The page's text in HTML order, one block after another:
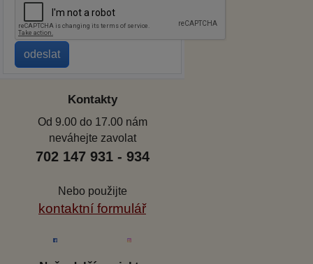
Kontakty
Od 9.00 do 17.00 nám
neváhejte zavolat
702 147 931 - 934
Nebo použijte
kontaktní formulář